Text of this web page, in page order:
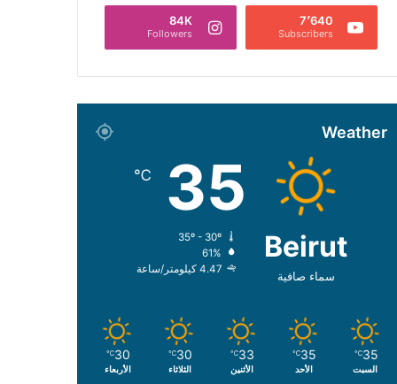
7٬640
Subscribers
84K
Followers
Weather
Beirut
سماء صافية
35
℃
61%
4.47 كيلومتر/ساعة
35
℃
السبت
35
℃
الأحد
33
℃
الأثنين
30
℃
الثلاثاء
30
℃
الأربعاء